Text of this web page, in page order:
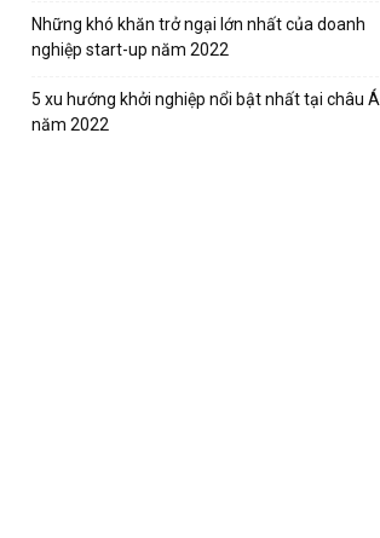
Những khó khăn trở ngại lớn nhất của doanh
nghiệp start-up năm 2022
5 xu hướng khởi nghiệp nổi bật nhất tại châu Á
năm 2022